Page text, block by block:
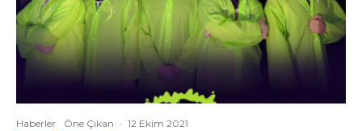
Haberler Öne Çıkan · 12 Ekim 2021